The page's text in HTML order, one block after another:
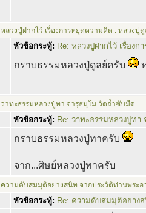
หลวงปู่ฝากไว้ เรื่องการหยุดความคิด : หลวงปู่
หัวข้อกระทู้: Re: หลวงปู่ฝากไว้ เรื่อง
กราบธรรมหลวงปู่ดูลย์ครับ
วาทะธรรมหลวงปู่ทา จารุธมฺโม วัดถ้ำซับมืด
หัวข้อกระทู้: Re: วาทะธรรมหลวงปู่ท
กราบธรรมหลวงปู่ทาครับ
จาก...ศิษย์หลวงปู่ทาครับ
ความดับสมมุติอย่างสนิท จากประวัติท่านพระอ
หัวข้อกระทู้: Re: ความดับสมมุติอย่าง